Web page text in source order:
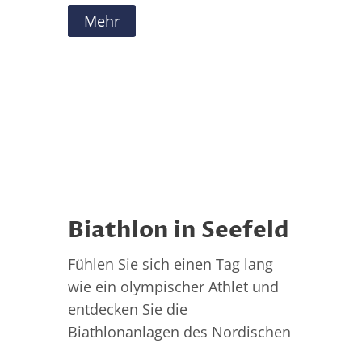
Mehr
Biathlon in Seefeld
Fühlen Sie sich einen Tag lang
wie ein olympischer Athlet und
entdecken Sie die
Biathlonanlagen des Nordischen